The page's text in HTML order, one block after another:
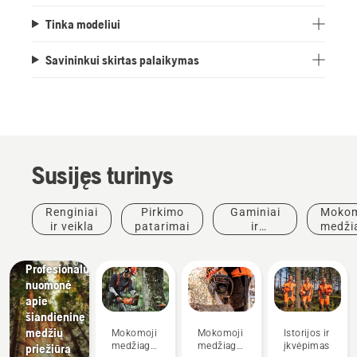
Tinka modeliui
Savininkui skirtas palaikymas
Susijęs turinys
Renginiai
ir veikla
Pirkimo
patarimai
Gaminiai
ir
įkvėpimas
Husqvarna
Tree
Profesionalų
nuomonė
apie
šiandieninę
medžių
priežiūrą
Gaminiai
ir
Mokomoji
medžiaga
Mokomoji
medžiaga
Istorijos ir
įkvėpimas